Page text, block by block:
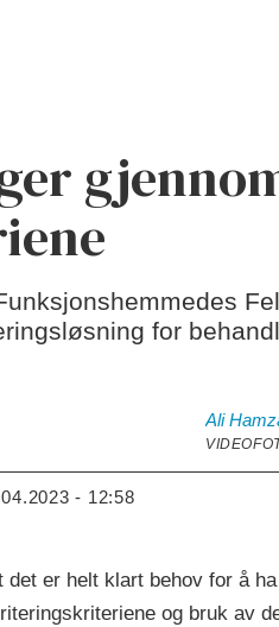
for
Ali
- 12:58
er helt klart behov for å
og bruk av